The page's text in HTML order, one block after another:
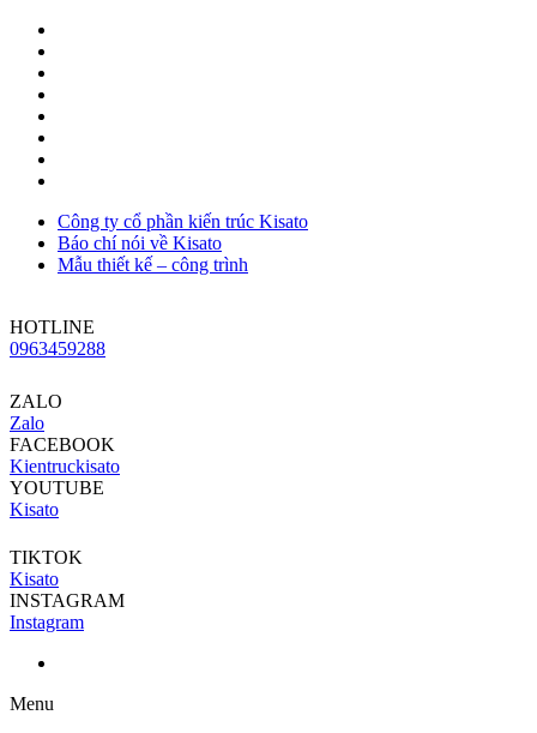
Công ty cổ phần kiến trúc Kisato
Báo chí nói về Kisato
Mẫu thiết kế – công trình
HOTLINE
0963459288
ZALO
Zalo
FACEBOOK
Kientruckisato
YOUTUBE
Kisato
TIKTOK
Kisato
INSTAGRAM
Instagram
Menu